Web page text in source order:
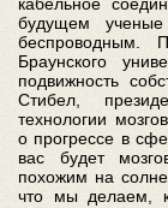
будущем
беспроводным.
Браунского
подвижность
Стибел,
технологии
о прогрессе в
вас будет
похожим на
что мы делаем,